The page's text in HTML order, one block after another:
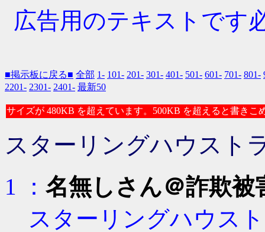
広告用のテキストです
■掲示板に戻る■ 全部 1- 101- 201- 301- 401- 501- 601- 701- 801-
2201- 2301- 2401- 最新50
サイズが 480KB を超えています。500KB を超えると書きこ
スターリングハウスト
1 ： 名無しさん＠詐欺被
スターリングハウス